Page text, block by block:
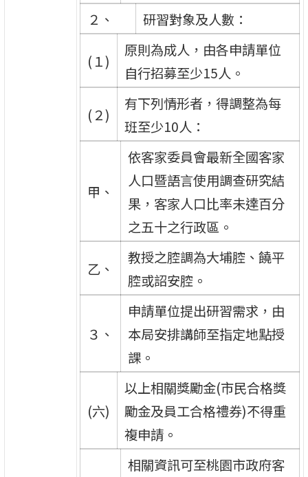
２、 研習對象及人數：
(１)
原則為成人，由各申請單位
自行招募至少15人。
(２)
有下列情形者，得調整為每
班至少10人：
甲、
依客家委員會最新全國客家
人口暨語言使用調查研究結
果，客家人口比率未達百分
之五十之行政區。
乙、
教授之腔調為大埔腔、饒平
腔或詔安腔。
３、
申請單位提出研習需求，由
本局安排講師至指定地點授
課。
(六)
以上相關獎勵金(市民合格獎
勵金及員工合格禮券)不得重
複申請。
相關資訊可至桃園市政府客